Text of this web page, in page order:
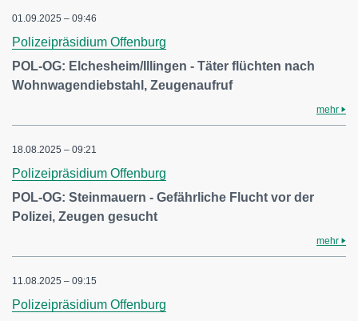
01.09.2025 – 09:46
Polizeipräsidium Offenburg
POL-OG: Elchesheim/Illingen - Täter flüchten nach
Wohnwagendiebstahl, Zeugenaufruf
mehr
18.08.2025 – 09:21
Polizeipräsidium Offenburg
POL-OG: Steinmauern - Gefährliche Flucht vor der
Polizei, Zeugen gesucht
mehr
11.08.2025 – 09:15
Polizeipräsidium Offenburg